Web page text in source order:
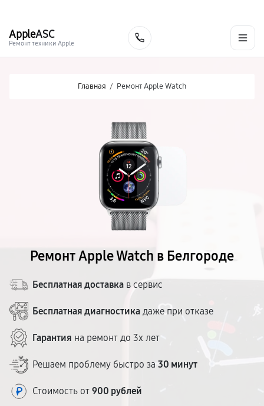
AppleASC
Ремонт техники Apple
Главная / Ремонт Apple Watch
Ремонт Apple Watch в Белгороде
Бесплатная доставка в сервис
Бесплатная диагностика даже при отказе
Гарантия на ремонт до 3х лет
Решаем проблему быстро за 30 минут
Стоимость от 900 рублей